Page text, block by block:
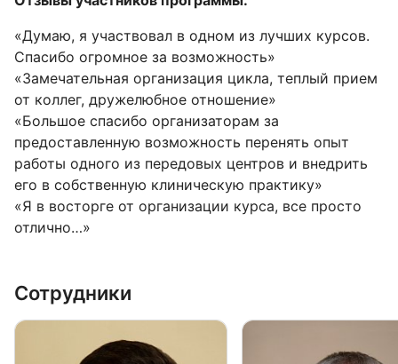
«Думаю, я участвовал в одном из лучших курсов.
Спасибо огромное за возможность»
«Замечательная организация цикла, теплый прием
от коллег, дружелюбное отношение»
«Большое спасибо организаторам за
предоставленную возможность перенять опыт
работы одного из передовых центров и внедрить
его в собственную клиническую практику»
«Я в восторге от организации курса, все просто
отлично…»
Сотрудники